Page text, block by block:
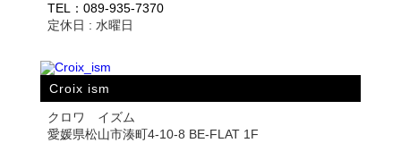
TEL：089-935-7370
定休日 : 水曜日
Croix ism
クロワ イズム
愛媛県松山市湊町4-10-8 BE-FLAT 1F